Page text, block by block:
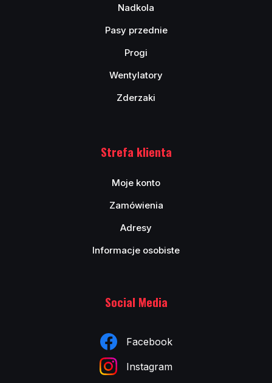
Nadkola
Pasy przednie
Progi
Wentylatory
Zderzaki
Strefa klienta
Moje konto
Zamówienia
Adresy
Informacje osobiste
Social Media
Facebook
Instagram